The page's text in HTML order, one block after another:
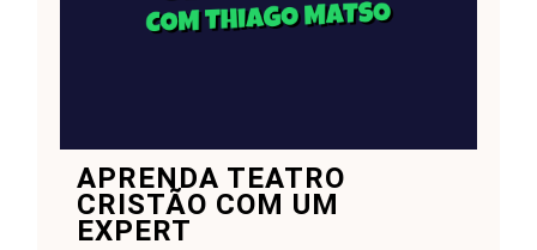
APRENDA TEATRO
CRISTÃO COM UM
EXPERT